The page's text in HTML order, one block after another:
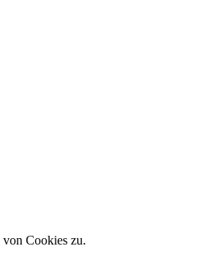
Cookies zu.